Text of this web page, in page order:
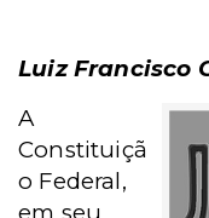
Luiz Francisco
A
Constituiçã
o Federal,